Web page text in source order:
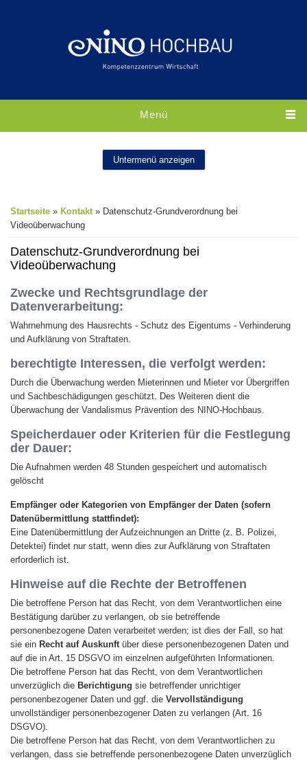
Menü
Untermenü anzeigen
Sie sind hier
Startseite » Kontakt» Datenschutz-Grundverordnung bei
Videoüberwachung
Datenschutz-Grundverordnung bei
Videoüberwachung
Zwecke und Rechtsgrundlage der
Datenverarbeitung:
Wahrnehmung des Hausrechts - Schutz des Eigentums - Verhinderung
und Aufklärung von Straftaten.
berechtigte Interessen, die verfolgt werden:
Durch die Überwachung werden Mieterinnen und Mieter vor Übergriffen
und Sachbeschädigungen geschützt. Des Weiteren dient die
Überwachung der Vandalismus Prävention des NINO-Hochbaus.
Speicherdauer oder Kriterien für die Festlegung
der Dauer:
Die Aufnahmen werden 48 Stunden gespeichert und automatisch
gelöscht
Empfänger oder Kategorien von Empfänger der Daten (sofern
Datenübermittlung stattfindet):
Eine Datenübermittlung der Aufzeichnungen an Dritte (z. B. Polizei,
Detektei) findet nur statt, wenn dies zur Aufklärung von Straftaten
erforderlich ist.
Hinweise auf die Rechte der Betroffenen
Die betroffene Person hat das Recht, von dem Verantwortlichen eine
Bestätigung darüber zu verlangen, ob sie betreffende
personenbezogene Daten verarbeitet werden; ist dies der Fall, so hat
sie ein Recht auf Auskunft über diese personenbezogenen Daten und
auf die in Art. 15 DSGVO im einzelnen aufgeführten Informationen.
Die betroffene Person hat das Recht, von dem Verantwortlichen
unverzüglich die Berichtigung sie betreffender unrichtiger
personenbezogener Daten und ggf. die Vervollständigung
unvollständiger personenbezogener Daten zu verlangen (Art. 16
DSGVO).
Die betroffene Person hat das Recht, von dem Verantwortlichen zu
verlangen, dass sie betreffende personenbezogene Daten unverzüglich